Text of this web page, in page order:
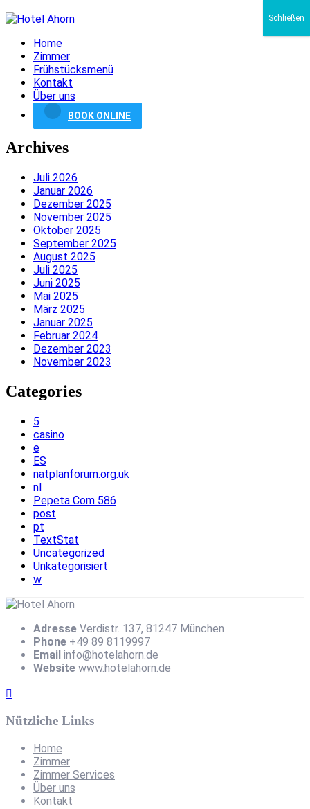
Home
Zimmer
Frühstücksmenü
Kontakt
Über uns
BOOK ONLINE
Archives
Juli 2026
Januar 2026
Dezember 2025
November 2025
Oktober 2025
September 2025
August 2025
Juli 2025
Juni 2025
Mai 2025
März 2025
Januar 2025
Februar 2024
Dezember 2023
November 2023
Categories
5
casino
e
ES
natplanforum.org.uk
nl
Pepeta Com 586
post
pt
TextStat
Uncategorized
Unkategorisiert
w
Adresse Verdistr. 137, 81247 München
Phone +49 89 8119997
Email info@hotelahorn.de
Website www.hotelahorn.de
Nützliche Links
Home
Zimmer
Zimmer Services
Über uns
Kontakt
Schließen